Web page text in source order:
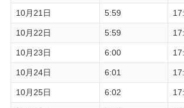
10月21日 5:59
10月22日 5:59
10月23日 6:00
10月24日 6:01
10月25日 6:02